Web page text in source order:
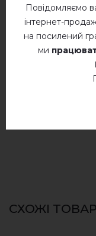
Чудова сукня!
СХОЖІ
Не
Повідомляємо
інтернет-
на посилений
ми